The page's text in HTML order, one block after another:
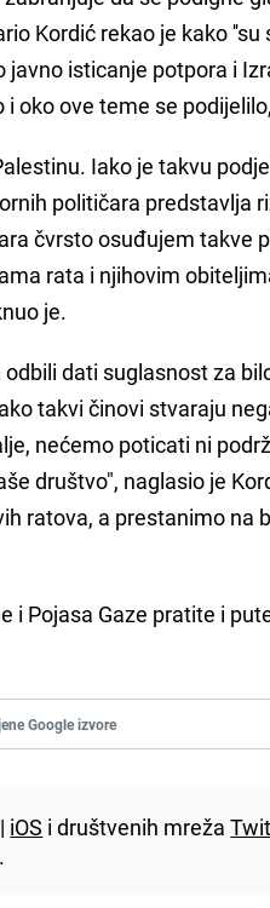
Kordić rekao je kako ''su
isticanje potpora i
oko ove teme se
Iako je takvu
političara predstavlja
čvrsto osuđujem takve
rata i njihovim
je.
dati suglasnost za
takvi činovi stvaraju
nećemo poticati ni
društvo", naglasio je
ratova, a prestanimo na
i Pojasa Gaze pratite i
Google izvore
| iOS i društvenih mreža